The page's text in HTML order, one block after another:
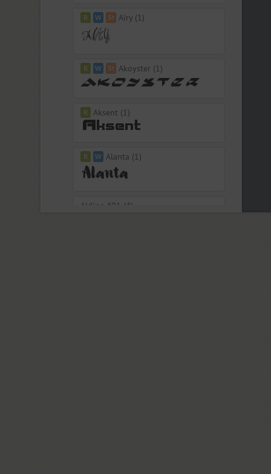
Airy (1)
Akoyster (1)
Aksent (1)
Alanta (1)
Aldine 401 (4)